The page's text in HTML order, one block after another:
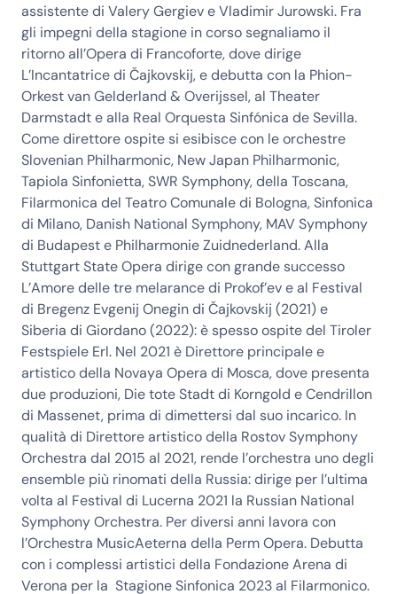
assistente di Valery Gergiev e Vladimir Jurowski. Fra
gli impegni della stagione in corso segnaliamo il
ritorno all’Opera di Francoforte, dove dirige
L’Incantatrice di Čajkovskij, e debutta con la Phion-
Orkest van Gelderland & Overijssel, al Theater
Darmstadt e alla Real Orquesta Sinfónica de Sevilla.
Come direttore ospite si esibisce con le orchestre
Slovenian Philharmonic, New Japan Philharmonic,
Tapiola Sinfonietta, SWR Symphony, della Toscana,
Filarmonica del Teatro Comunale di Bologna, Sinfonica
di Milano, Danish National Symphony, MAV Symphony
di Budapest e Philharmonie Zuidnederland. Alla
Stuttgart State Opera dirige con grande successo
L’Amore delle tre melarance di Prokof’ev e al Festival
di Bregenz Evgenij Onegin di Čajkovskij (2021) e
Siberia di Giordano (2022): è spesso ospite del Tiroler
Festspiele Erl. Nel 2021 è Direttore principale e
artistico della Novaya Opera di Mosca, dove presenta
due produzioni, Die tote Stadt di Korngold e Cendrillon
di Massenet, prima di dimettersi dal suo incarico. In
qualità di Direttore artistico della Rostov Symphony
Orchestra dal 2015 al 2021, rende l’orchestra uno degli
ensemble più rinomati della Russia: dirige per l’ultima
volta al Festival di Lucerna 2021 la Russian National
Symphony Orchestra. Per diversi anni lavora con
l’Orchestra MusicAeterna della Perm Opera. Debutta
con i complessi artistici della Fondazione Arena di
Verona per la Stagione Sinfonica 2023 al Filarmonico.